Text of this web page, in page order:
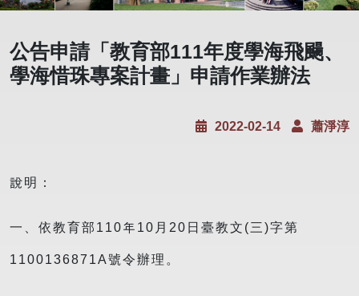
公告申請「教育部111年度學海⾶颺、
學海惜珠專案計畫」申請作業辦法
2022-02-14 蕭淨淳
說明：
一、依教育部110年10月20日臺教文(三)字第
1100136871A號令辦理。